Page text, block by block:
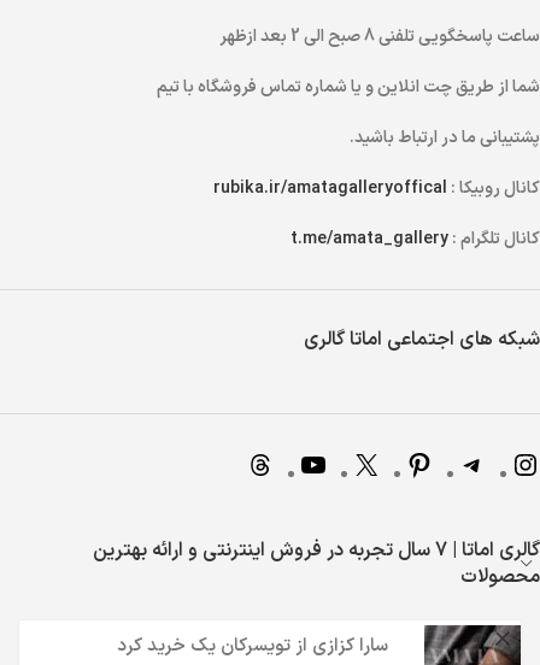
ساعت پاسخگویی تلفنی
شما از طریقچت انلاینو یاشماره تماسفروشگاه با تیم
پشتیبانی ما در ارتباط باشید.
کانال روبیکا : rubika.ir/amatagalleryoffical
کانال تلگرام :t.me/amata_gallery
شبکه های اجتماعی اماتا گالری
گالری اماتا | 7 سال تجربه در فروش اینترنتی و ارائه بهترین
محصولات
سارا کزازی ازتویسرکان یک خرید کرد